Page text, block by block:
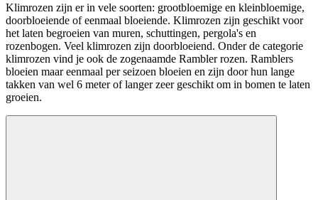
Klimrozen zijn er in vele soorten: grootbloemige en kleinbloemige,
doorbloeiende of eenmaal bloeiende. Klimrozen zijn geschikt voor
het laten begroeien van muren, schuttingen, pergola's en
rozenbogen. Veel klimrozen zijn doorbloeiend. Onder de categorie
klimrozen vind je ook de zogenaamde Rambler rozen. Ramblers
bloeien maar eenmaal per seizoen bloeien en zijn door hun lange
takken van wel 6 meter of langer zeer geschikt om in bomen te laten
groeien.